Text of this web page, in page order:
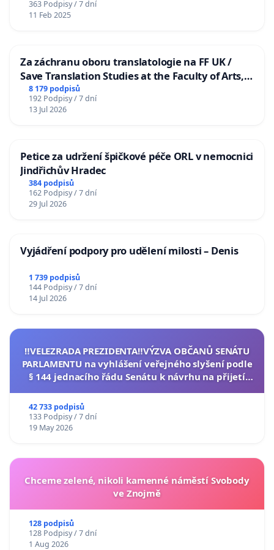
363 Podpisy / 7 dní
11 Feb 2025
Za záchranu oboru translatologie na FF UK /
Save Translation Studies at the Faculty of Arts,
Charles University
8 179 podpisů
192 Podpisy / 7 dní
13 Jul 2026
Petice za udržení špičkové péče ORL v nemocnici
Jindřichův Hradec
384 podpisů
162 Podpisy / 7 dní
29 Jul 2026
Vyjádření podpory pro udělení milosti – Denis
1 739 podpisů
144 Podpisy / 7 dní
14 Jul 2026
‼️VELEZRADA PREZIDENTA‼️VÝZVA OBČANŮ SENÁTU
PARLAMENTU na vyhlášení veřejného slyšení podle
§ 144 jednacího řádu Senátu k návrhu na přijetí
42 733 podpisů
133 Podpisy / 7 dní
19 May 2026
Chceme zelené, nikoli kamenné náměstí Svobody
ve Znojmě
128 podpisů
128 Podpisy / 7 dní
1 Aug 2026